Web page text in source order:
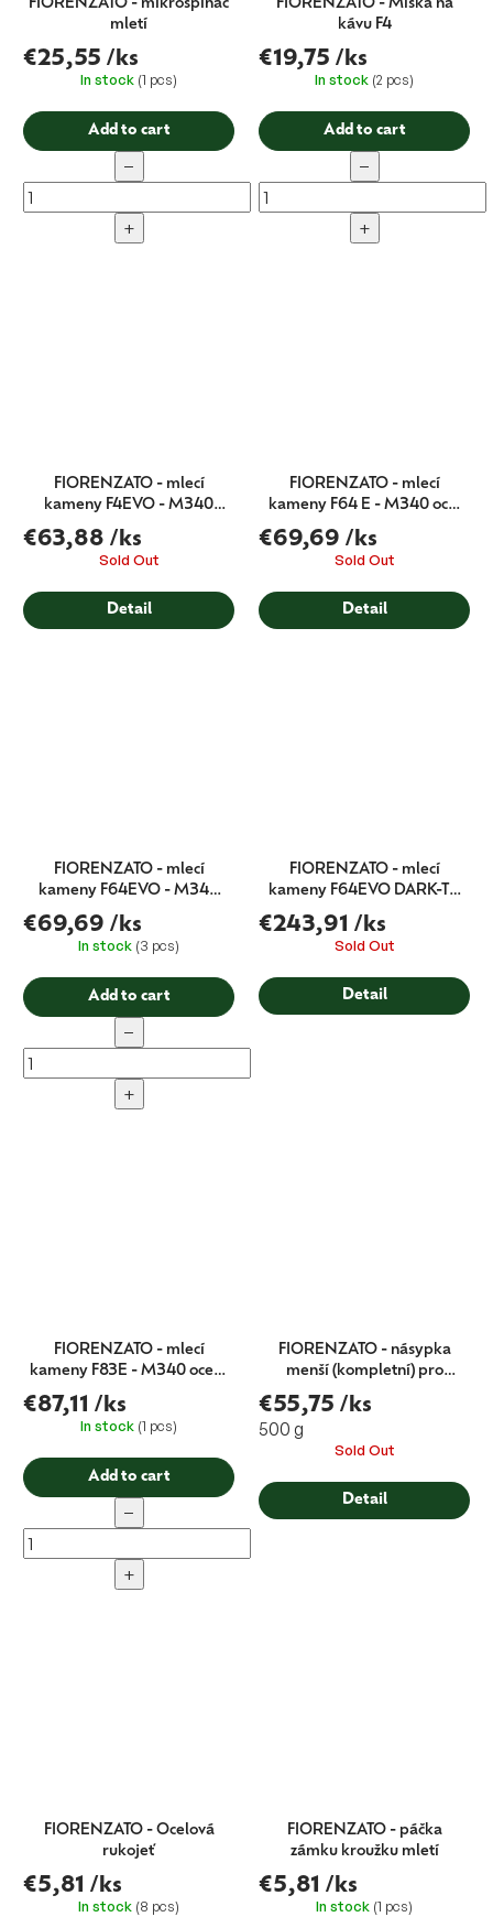
FIORENZATO - mikrospínač
mletí
€25,55 /ks
In stock (1 pcs)
Add to cart
−
+
FIORENZATO - Miska na
kávu F4
€19,75 /ks
In stock (2 pcs)
Add to cart
−
+
FIORENZATO - mlecí
kameny F4EVO - M340
ocel - MADE IN
FIORENZATO
€63,88 /ks
Sold Out
Detail
FIORENZATO - mlecí
kameny F64 E - M340 ocel
- MADE IN FIORENZATO
€69,69 /ks
Sold Out
Detail
FIORENZATO - mlecí
kameny F64EVO - M340
ocel - MADE IN
FIORENZATO
€69,69 /ks
In stock (3 pcs)
Add to cart
−
+
FIORENZATO - mlecí
kameny F64EVO DARK-T -
M340 ocel - MADE IN
FIORENZATO
€243,91 /ks
Sold Out
Detail
FIORENZATO - mlecí
kameny F83E - M340 ocel -
MADE IN FIORENZATO
€87,11 /ks
In stock (1 pcs)
Add to cart
−
+
FIORENZATO - násypka
menší (kompletní) pro
mlýnky F64 a F5
€55,75 /ks
500 g
Sold Out
Detail
FIORENZATO - Ocelová
rukojeť
€5,81 /ks
In stock (8 pcs)
FIORENZATO - páčka
zámku kroužku mletí
€5,81 /ks
In stock (1 pcs)